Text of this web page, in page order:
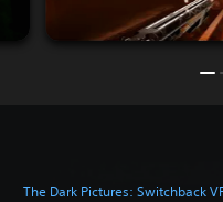
The Dark Pictures: Switchback